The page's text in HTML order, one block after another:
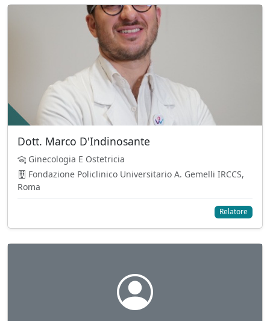
Dott. Marco D'Indinosante
Ginecologia E Ostetricia
Fondazione Policlinico Universitario A. Gemelli IRCCS,
Roma
Relatore